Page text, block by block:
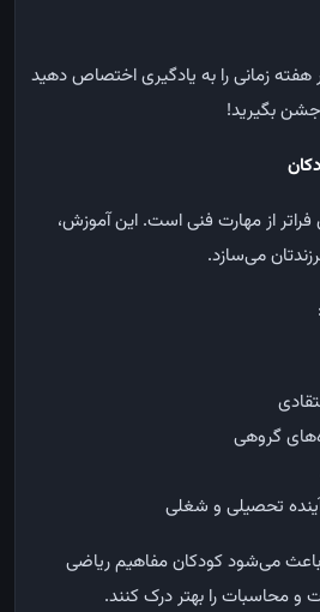
هفته زمانی را به یادگیری اختصاص دهید
بگیرید!
از مهارت فنی است. این آموزش،
می‌سازد.
گروهی
تحصیلی و شغلی
باعث می‌شود کودکان مفاهیم ریاضی
و محاسبات را بهتر درک کنند.